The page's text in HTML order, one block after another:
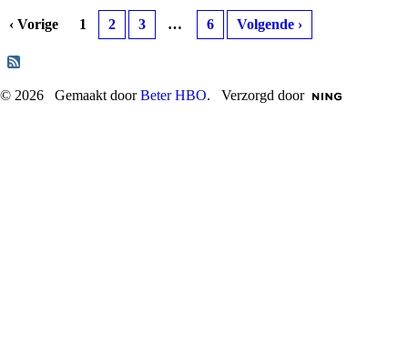
‹ Vorige 1 2 3 … 6 Volgende ›
© 2026 Gemaakt doorBeter HBO. Verzorgd door